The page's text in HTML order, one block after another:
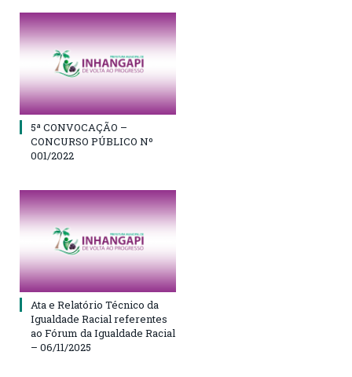
5ª CONVOCAÇÃO –
CONCURSO PÚBLICO Nº
001/2022
Ata e Relatório Técnico da
Igualdade Racial referentes
ao Fórum da Igualdade Racial
– 06/11/2025